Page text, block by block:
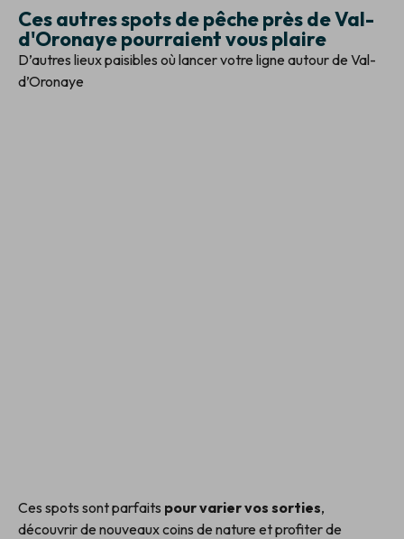
Ces autres spots de pêche près de Val-
d'Oronaye pourraient vous plaire
D’autres lieux paisibles où lancer votre ligne autour de Val-
d’Oronaye
Ces spots sont parfaits pour varier vos sorties,
découvrir de nouveaux coins de nature et profiter de